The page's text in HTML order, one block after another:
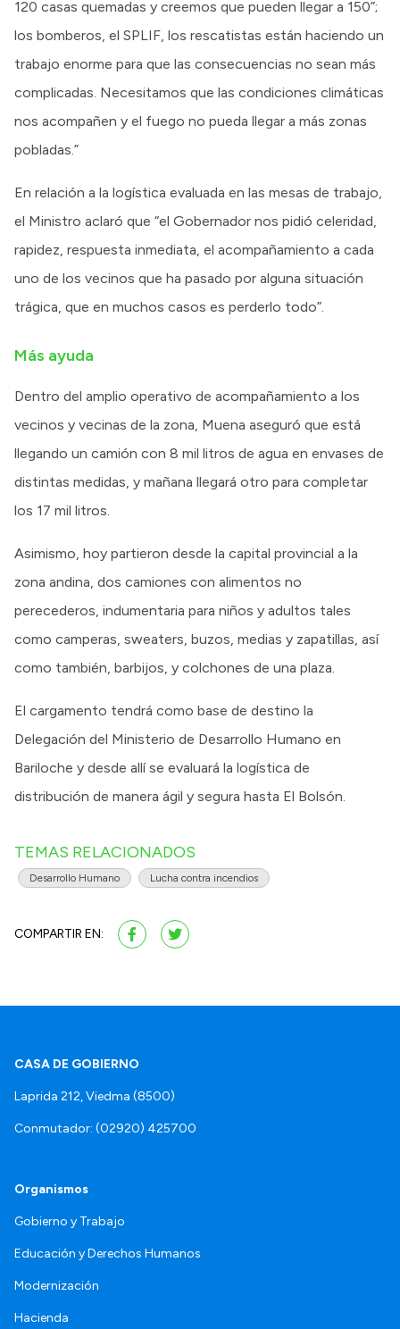
120 casas quemadas y creemos que pueden llegar a 150”;
los bomberos, el SPLIF, los rescatistas están haciendo un
trabajo enorme para que las consecuencias no sean más
complicadas. Necesitamos que las condiciones climáticas
nos acompañen y el fuego no pueda llegar a más zonas
pobladas.”
En relación a la logística evaluada en las mesas de trabajo,
el Ministro aclaró que “el Gobernador nos pidió celeridad,
rapidez, respuesta inmediata, el acompañamiento a cada
uno de los vecinos que ha pasado por alguna situación
trágica, que en muchos casos es perderlo todo”.
Más ayuda
Dentro del amplio operativo de acompañamiento a los
vecinos y vecinas de la zona, Muena aseguró que está
llegando un camión con 8 mil litros de agua en envases de
distintas medidas, y mañana llegará otro para completar
los 17 mil litros.
Asimismo, hoy partieron desde la capital provincial a la
zona andina, dos camiones con alimentos no
perecederos, indumentaria para niños y adultos tales
como camperas, sweaters, buzos, medias y zapatillas, así
como también, barbijos, y colchones de una plaza.
El cargamento tendrá como base de destino la
Delegación del Ministerio de Desarrollo Humano en
Bariloche y desde allí se evaluará la logística de
distribución de manera ágil y segura hasta El Bolsón.
TEMAS RELACIONADOS
Desarrollo Humano Lucha contra incendios
COMPARTIR EN:
CASA DE GOBIERNO
Laprida 212, Viedma (8500)
Conmutador: (02920) 425700
Organismos
Gobierno y Trabajo
Educación y Derechos Humanos
Modernización
Hacienda